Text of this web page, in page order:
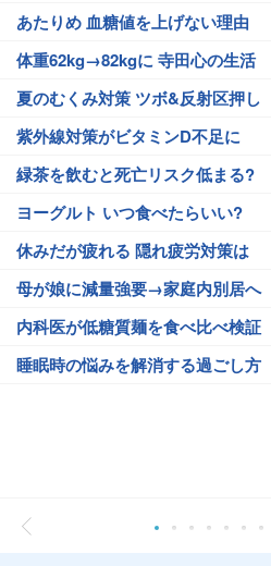
あたりめ 血糖値を上げない理由
体重62kg→82kgに 寺田心の生活
夏のむくみ対策 ツボ&反射区押し
紫外線対策がビタミンD不足に
緑茶を飲むと死亡リスク低まる?
ヨーグルト いつ食べたらいい?
休みだが疲れる 隠れ疲労対策は
母が娘に減量強要→家庭内別居へ
内科医が低糖質麺を食べ比べ検証
睡眠時の悩みを解消する過ごし方